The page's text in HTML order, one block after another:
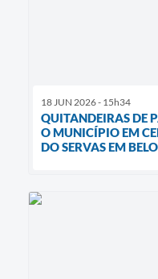
18 JUN 2026 - 15h34
QUITANDEIRAS DE
O MUNICÍPIO EM
DO SERVAS EM